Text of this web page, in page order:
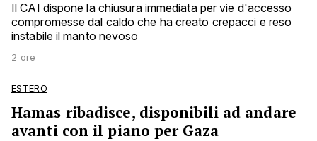
Il CAI dispone la chiusura immediata per vie d'accesso
compromesse dal caldo che ha creato crepacci e reso
instabile il manto nevoso
2 ore
ESTERO
Hamas ribadisce, disponibili ad andare
avanti con il piano per Gaza